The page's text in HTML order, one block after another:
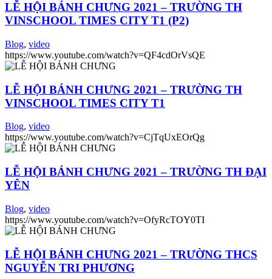
LỄ HỘI BÁNH CHƯNG 2021 – TRƯỜNG TH
VINSCHOOL TIMES CITY T1 (P2)
Blog, video
https://www.youtube.com/watch?v=QF4cdOrVsQE
LỄ HỘI BÁNH CHƯNG 2021 – TRƯỜNG TH
VINSCHOOL TIMES CITY T1
Blog, video
https://www.youtube.com/watch?v=CjTqUxEOrQg
LỄ HỘI BÁNH CHƯNG 2021 – TRƯỜNG TH ĐẠI
YÊN
Blog, video
https://www.youtube.com/watch?v=OfyRcTOY0TI
LỄ HỘI BÁNH CHƯNG 2021 – TRƯỜNG THCS
NGUYỄN TRI PHƯƠNG